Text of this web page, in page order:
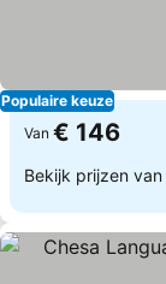
Populaire keuze
Van € 146
Bekijk prijzen van